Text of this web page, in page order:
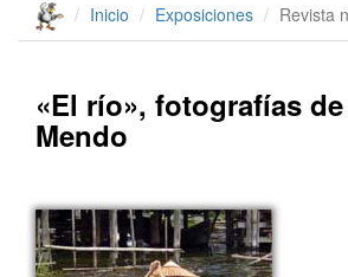
Inicio Exposiciones Revista
«El río», fotografías
Mendo